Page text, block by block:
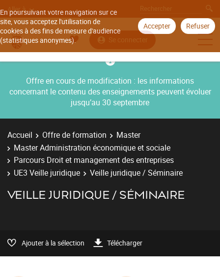
En poursuivant votre navigation sur ce
site, vous acceptez l'utilisation de
cookies à des fins de mesure d'audience
(statistiques anonymes).
Accepter Refuser
Aller à
Se connecter
Offre en cours de modification : les informations
concernant le contenu des enseignements peuvent évoluer
jusqu’au 30 septembre
Accueil Offre de formation
Master
Master Administration économique et sociale
Parcours Droit et management des entreprises
UE3 Veille juridique
Veille juridique / Séminaire
VEILLE JURIDIQUE / SÉMINAIRE
Ajouter à la sélection Télécharger